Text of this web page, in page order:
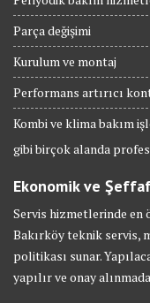
Parça değişimi
Kurulum ve montaj
Performans artırıcı
Kombi ve klima bakım
gibi birçok alanda
Ekonomik ve
Servis hizmetlerinde en
Bakırköy teknik servis,
politikası sunar.
yapılır ve onay